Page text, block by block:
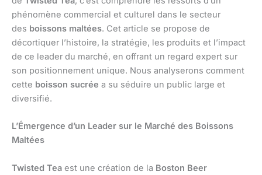
phénomène commercial et culturel dans le secteur
des boissons maltées. Cet article se propose de
décortiquer l’histoire, la stratégie, les produits et l’impact
de ce leader du marché, en offrant un regard expert sur
son positionnement unique. Nous analyserons comment
cette boisson sucrée a su séduire un public large et
diversifié.
L’Émergence d’un Leader sur le Marché des Boissons
Maltées
Twisted Tea est une création de la Boston Beer